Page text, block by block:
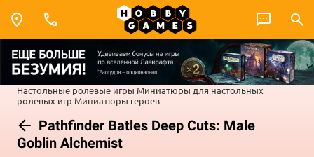
Настольные ролевые игры Миниатюры для настольных
ролевых игр Миниатюры героев
Pathfinder Batles Deep Cuts: Male
Goblin Alchemist